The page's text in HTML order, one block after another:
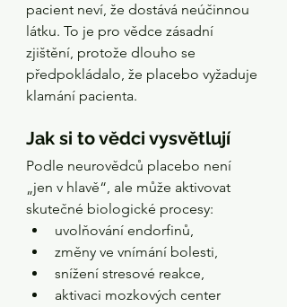
pacient neví, že dostává neúčinnou
látku. To je pro vědce zásadní
zjištění, protože dlouho se
předpokládalo, že placebo vyžaduje
klamání pacienta.
Jak si to vědci vysvětlují
Podle neurovědců placebo není
„jen v hlavě“, ale může aktivovat
skutečné biologické procesy:
uvolňování endorfinů,
změny ve vnímání bolesti,
snížení stresové reakce,
aktivaci mozkových center